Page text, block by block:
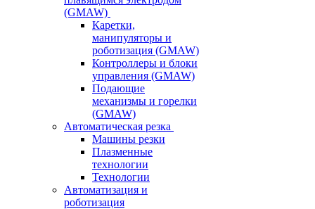
(GMAW)
Каретки,
манипуляторы и
роботизация (GMAW)
Контроллеры и блоки
управления (GMAW)
Подающие
механизмы и горелки
(GMAW)
Автоматическая резка
Машины резки
Плазменные
технологии
Технологии
Автоматизация и
роботизация